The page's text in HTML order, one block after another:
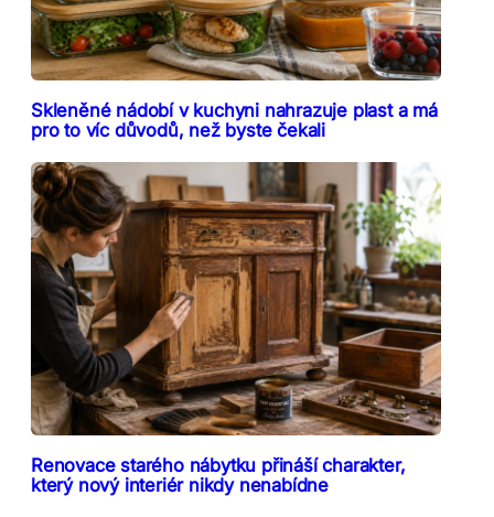
Skleněné nádobí v kuchyni nahrazuje plast a má
pro to víc důvodů, než byste čekali
Renovace starého nábytku přináší charakter,
který nový interiér nikdy nenabídne